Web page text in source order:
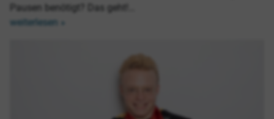
Pausen benötigt? Das geht!…
weiterlesen »